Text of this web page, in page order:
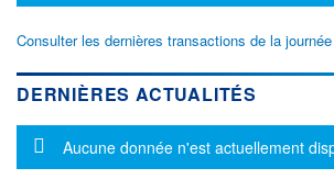
Consulter les dernières transactions de la journée
DERNIÈRES ACTUALITÉS
Message d'information
Aucune donnée n'est actuellement